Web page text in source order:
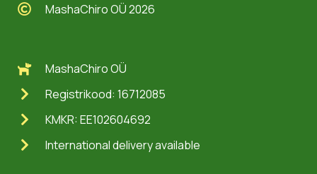
MashaChiro OÜ
Registrikood: 16712085
KMKR: EE102604692
International delivery available
MashaChiro OÜ 2026